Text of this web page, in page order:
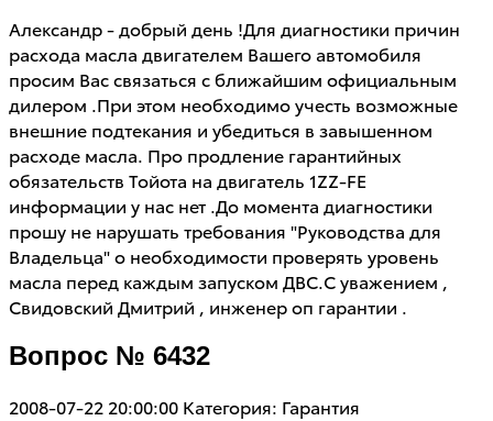
Александр - добрый день !Для диагностики причин
расхода масла двигателем Вашего автомобиля
просим Вас связаться с ближайшим официальным
дилером .При этом необходимо учесть возможные
внешние подтекания и убедиться в завышенном
расходе масла. Про продление гарантийных
обязательств Тойота на двигатель 1ZZ-FE
информации у нас нет .До момента диагностики
прошу не нарушать требования "Руководства для
Владельца" о необходимости проверять уровень
масла перед каждым запуском ДВС.С уважением ,
Свидовский Дмитрий , инженер оп гарантии .
Вопрос № 6432
2008-07-22 20:00:00 Категория: Гарантия